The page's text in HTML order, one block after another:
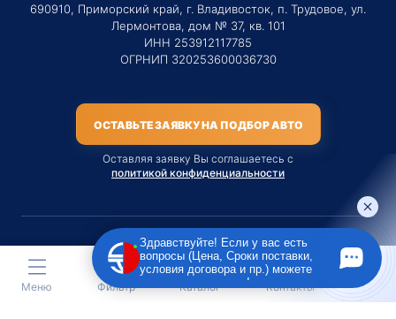
690910, Приморский край, г. Владивосток, п. Трудовое, ул.
Лермонтова, дом № 37, кв. 101
ИНН 253912117785
ОГРНИП 320253600036730
ОСТАВЬТЕ ЗАЯВКУ НА ПОДБОР АВТО
Оставляя заявку Вы соглашаетесь с
политикой конфиденциальности
Материалы данного сайта являются публичной офертой
только на услугу сопровождения Агентом приобретения
транспортного средства Клиентом.
Меню Фильтр Каталог Контакты
Здравствуйте! Если у вас есть
вопросы (Цена, Сроки поставки,
условия договора и пр.) можете
задать их мне в чат!